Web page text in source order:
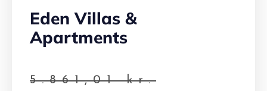
Eden Villas &
Apartments
5.861,01kr.